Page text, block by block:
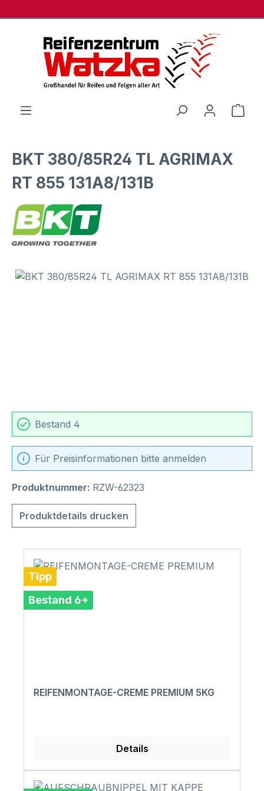
BKT 380/85R24 TL AGRIMAX
RT 855 131A8/131B
Bildergalerie überspringen
Bestand 4
Für Preisinformationen bitte anmelden
Produktnummer: RZW-62323
Produktdetails drucken
Tipp
Bestand 6+
REIFENMONTAGE-CREME PREMIUM 5KG
Details